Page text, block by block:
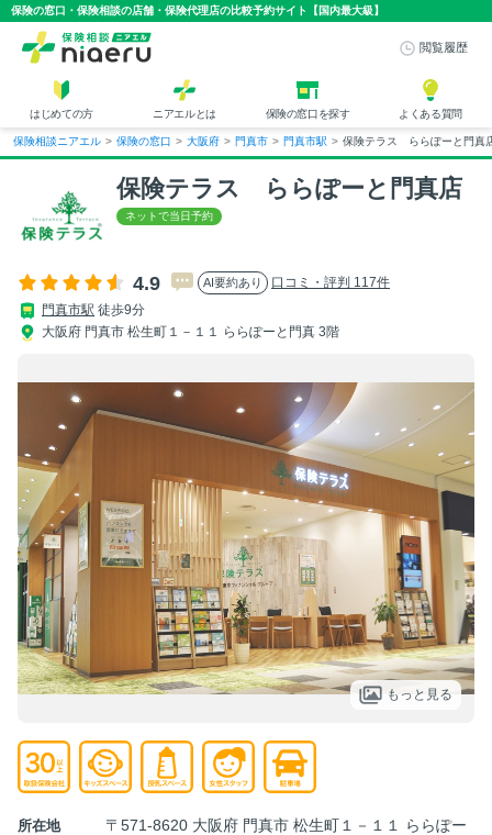
保険の窓口・保険相談の店舗・保険代理店の比較予約サイト【国内最大級】
閲覧履歴
はじめての方 ニアエルとは 保険の窓口を探す よくある質問
保険相談ニアエル > 保険の窓口 > 大阪府 > 門真市 > 門真市駅 > 保険テラス ららぽーと門真
保険テラス ららぽーと門真店
4.9 AI要約あり
口コミ・評判 117件
門真市駅 徒歩9分
大阪府 門真市 松生町１－１１ ららぽーと門真 3階
もっと見る
所在地
〒571-8620 大阪府 門真市 松生町１－１１ ららぽー